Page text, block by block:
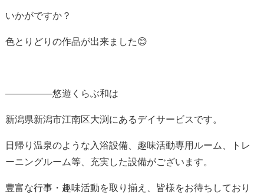
いかがですか？
色とりどりの作品が出来ました😊
—————悠遊くらぶ和は
新潟県新潟市江南区大渕にあるデイサービスです。
日帰り温泉のような入浴設備、趣味活動専用ルーム、トレ
ーニングルーム等、充実した設備がございます。
豊富な行事・趣味活動を取り揃え、皆様をお待ちしており